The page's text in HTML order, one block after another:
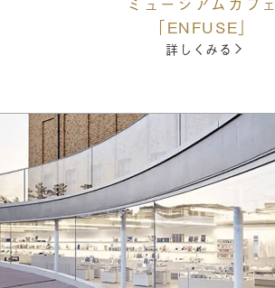
「ENFUSE」
詳しくみる